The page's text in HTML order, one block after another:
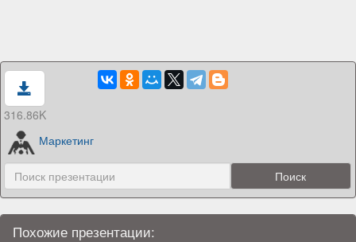
316.86K
Маркетинг
Похожие презентации: